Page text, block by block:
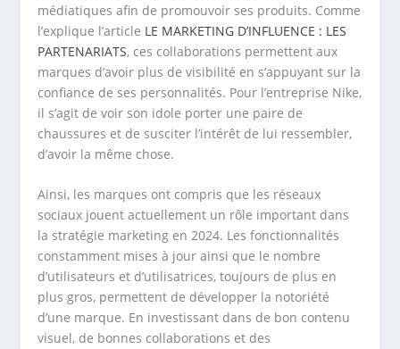
médiatiques afin de promouvoir ses produits. Comme
l’explique l’article LE MARKETING D’INFLUENCE : LES
PARTENARIATS, ces collaborations permettent aux
marques d’avoir plus de visibilité en s’appuyant sur la
confiance de ses personnalités. Pour l’entreprise Nike,
il s’agit de voir son idole porter une paire de
chaussures et de susciter l’intérêt de lui ressembler,
d’avoir la même chose.
Ainsi, les marques ont compris que les réseaux
sociaux jouent actuellement un rôle important dans
la stratégie marketing en 2024. Les fonctionnalités
constamment mises à jour ainsi que le nombre
d’utilisateurs et d’utilisatrices, toujours de plus en
plus gros, permettent de développer la notoriété
d’une marque. En investissant dans de bon contenu
visuel, de bonnes collaborations et des